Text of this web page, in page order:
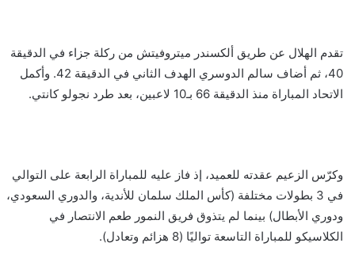
تقدم الهلال عن طريق ألكسندر ميتروفيتش من ركلة جزاء في الدقيقة
40، ثم أضاف سالم الدوسري الهدف الثاني في الدقيقة 42. وأكمل
الاتحاد المباراة منذ الدقيقة 66 بـ10 لاعبين، بعد طرد نجولو كانتي.
وكرّس الزعيم عقدته للعميد، إذ فاز عليه للمباراة الرابعة على التوالي
في 3 بطولات مختلفة (كأس الملك سلمان للأندية، والدوري السعودي،
ودوري الأبطال) بينما لم يتذوق فريق النمور طعم الانتصار في
الكلاسيكو للمباراة التاسعة تواليًا (8 هزائم وتعادل).